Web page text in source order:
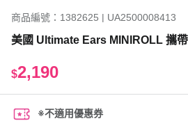
商品編號：1382625 | UA2500008413
美國 Ultimate Ears MINIROLL 攜
$2,190
※不適用優惠券